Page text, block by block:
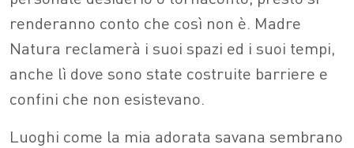
renderanno conto che così non è. Madre
Natura reclamerà i suoi spazi ed i suoi tempi,
anche lì dove sono state costruite barriere e
confini che non esistevano.
Luoghi come la mia adorata savana sembrano